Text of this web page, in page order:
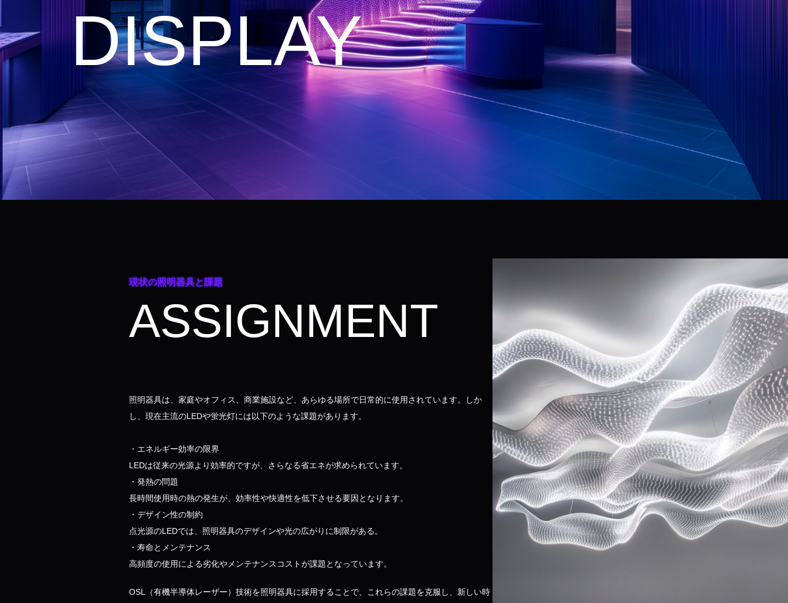
DISPLAY
現状の照明器具と課題
ASSIGNMENT
照明器具は、家庭やオフィス、商業施設など、あらゆる場所で日常的に使用されています。しか
し、現在主流のLEDや蛍光灯には以下のような課題があります。
・エネルギー効率の限界
LEDは従来の光源より効率的ですが、さらなる省エネが求められています。
・発熱の問題
長時間使用時の熱の発生が、効率性や快適性を低下させる要因となります。
・デザイン性の制約
点光源のLEDでは、照明器具のデザインや光の広がりに制限がある。
・寿命とメンテナンス
高頻度の使用による劣化やメンテナンスコストが課題となっています。
OSL（有機半導体レーザー）技術を照明器具に採用することで、これらの課題を克服し、新しい時